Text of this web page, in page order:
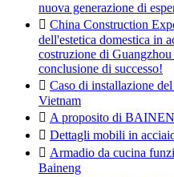
nuova generazione di
 China Construction
dell'estetica domestica in
costruzione di
conclusione di successo!
 Caso di installazione
Vietnam
 A proposito di
 Dettagli mobili in
 Armadio da cucina
Baineng